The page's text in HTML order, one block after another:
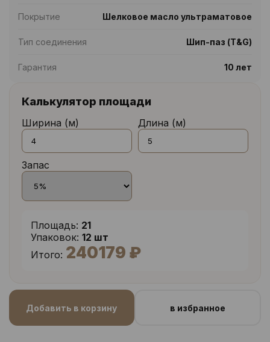
Покрытие Шелковое масло ультраматовое
Тип соединения Шип-паз (T&G)
Гарантия 10 лет
Калькулятор площади
Ширина (м) Длина (м)
Запас
Площадь: 21
Упаковок: 12 шт
Итого: 240179 ₽
Добавить в корзину в избранное